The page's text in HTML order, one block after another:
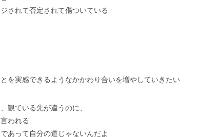
されて否定されて傷ついている
を実感できるようなかかわり合いを増やしていきたい
観ている先が違うのに、
われる
あって自分の道じゃないんだよ